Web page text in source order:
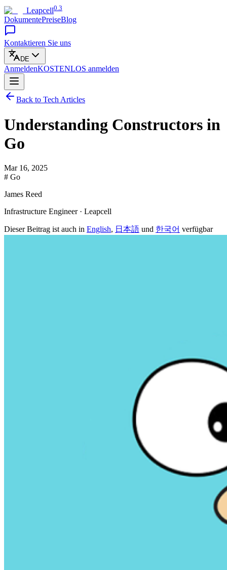
Leapcell0.3
DokumentePreiseBlog
Kontaktieren Sie uns
DE
AnmeldenKOSTENLOS anmelden
Back to Tech Articles
Understanding Constructors in
Go
Mar 16, 2025
# Go
James Reed
Infrastructure Engineer · Leapcell
Dieser Beitrag ist auch in English, 日本語 und 한국어 verfügbar